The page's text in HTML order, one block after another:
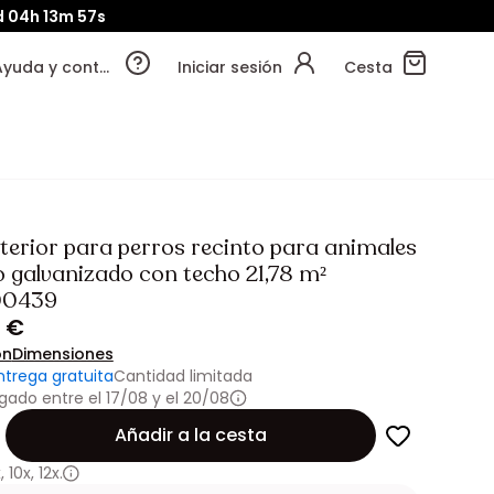
04h 13m 55s
Ayuda y contacto Iniciar sesión Cesta
para perros recinto para animales
galvanizado con techo 21,78 m²
€
Dimensiones
gratuitaCantidad limitada
entre el 17/08 y el 20/08
Añadir a la cesta
, 10x, 12x.